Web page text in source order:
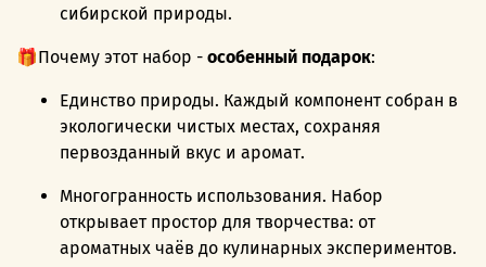
сибирской природы.
🎁Почему этот набор - особенный подарок:
Единство природы. Каждый компонент собран в
экологически чистых местах, сохраняя
первозданный вкус и аромат.
Многогранность использования. Набор
открывает простор для творчества: от
ароматных чаёв до кулинарных экспериментов.